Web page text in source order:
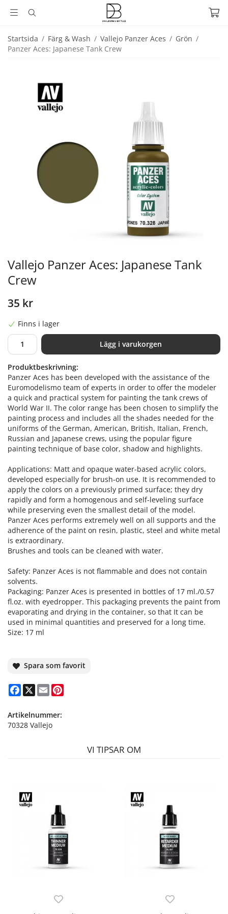
Startsida / Färg & Wash / Vallejo Panzer Aces / Grön /
Panzer Aces: Japanese Tank Crew
Vallejo Panzer Aces: Japanese Tank
Crew
35 kr
Finns i lager
Lägg i varukorgen
Produktbeskrivning:
Panzer Aces has been developed with the assistance of the
Euromodelismo team of experts in order to offer the modeler
a quick and practical system for painting the tank crews of
World War II. The color range has been chosen to simplify the
painting process and includes all the shades needed for the
uniforms of the German, American, British, Italian, French,
Russian and Japanese crews, using the popular figure
painting technique of base color, shadow and highlights.
Applications: Matt and opaque water-based acrylic colors,
developed especially for brush-on use. It is recommended to
apply the colors on a previously primed surface; they dry
rapidly and form a homogenous and self-leveling surface
while preserving even the smallest detail of the model.
Panzer Aces performs extremely well on all supports and the
adherence of the paint on resin, plastic, steel and white metal
is extraordinary.
Brushes and tools can be cleaned with water.
Safety: Panzer Aces is not flammable and does not contain
solvents.
Packaging: Panzer Aces is presented in bottles of 17 ml./0.57
fl.oz. with eyedropper. This packaging prevents the paint from
evaporating and drying in the container, so that It can be
used in minimal quantities and preserved for a long time.
Size: 17 ml
Spara som favorit
Facebook
X Email
Artikelnummer:
70328 Vallejo
VI TIPSAR OM